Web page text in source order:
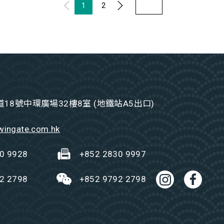
1 2
18號中環廣場32樓8室 (地鐵站A5出口)
9928 +852 2830 9997
2798 +852 9792 2798